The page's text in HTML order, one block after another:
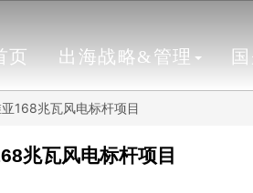
页 出海战略&管理
168兆瓦风电标杆项目
兆瓦风电标杆项目